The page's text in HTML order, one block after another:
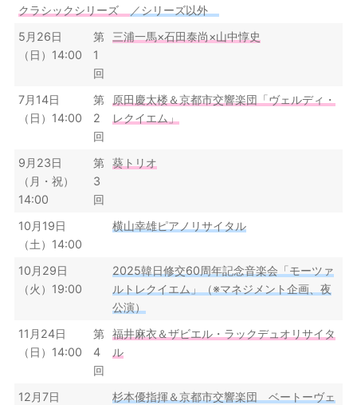
クラシックシリーズ／シリーズ以外
5月26日
（日）14:00
第
1
回
三浦一馬×石田泰尚×山中惇史
7月14日
（日）14:00
第
2
回
原田慶太楼＆京都市交響楽団「ヴェルディ・
レクイエム」
9月23日
（月・祝）
14:00
第
3
回
葵トリオ
10月19日
（土）14:00
横山幸雄ピアノリサイタル
10月29日
（火）19:00
2025韓日修交60周年記念音楽会「モーツァ
ルトレクイエム」（※マネジメント企画、夜
公演）
11月24日
（日）14:00
第
4
回
福井麻衣＆ザビエル・ラックデュオリサイタ
ル
12月7日
杉本優指揮＆京都市交響楽団 ベートーヴェ